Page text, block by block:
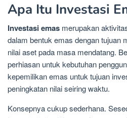
Apa Itu Investasi
Investasi emas merupakan
dalam bentuk emas dengan tujuan
nilai aset pada masa mendatang.
perhiasan untuk kebutuhan
kepemilikan emas untuk tujuan
peningkatan nilai seiring waktu.
Konsepnya cukup sederhana.